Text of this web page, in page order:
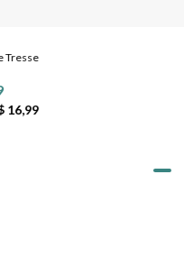
Tresse
16,99